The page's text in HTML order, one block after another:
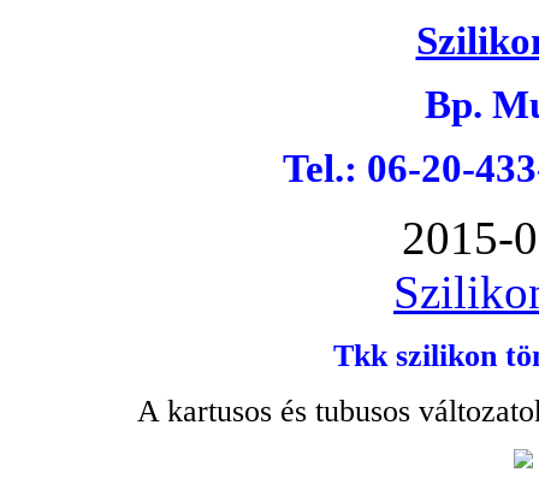
Bp.
Tel.: 06-20-
2015-
Tkk szilikon
A kartusos és tubusos